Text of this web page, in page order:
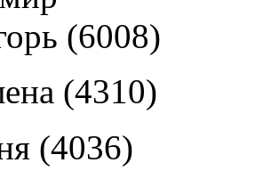
(6008)
(4310)
(4036)